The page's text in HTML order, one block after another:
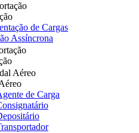
de Cargas
Assíncrona
Aéreo
de Carga